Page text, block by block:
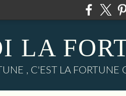
LA
, C'EST LA FORTUNE